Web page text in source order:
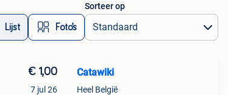
Lijst Foto’s
Sorteer op
€ 1,00
7 jul 26
Catawiki
Heel België